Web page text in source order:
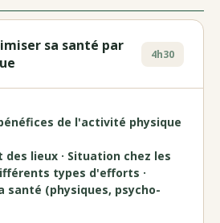
sa santé par
4h30
de l'activité physique
lieux · Situation chez les
types d'efforts ·
santé (physiques, psycho-